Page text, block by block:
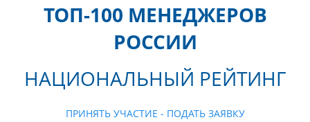
ТОП-100 МЕНЕДЖЕРОВ
РОССИИ
НАЦИОНАЛЬНЫЙ РЕЙТИНГ
ПРИНЯТЬ УЧАСТИЕ - ПОДАТЬ ЗАЯВКУ